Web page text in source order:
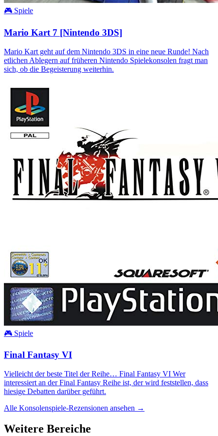
🎮 Spiele
Mario Kart 7 [Nintendo 3DS]
Mario Kart geht auf dem Nintendo 3DS in eine neue Runde! Nach
etlichen Ablegern auf früheren Nintendo Spielekonsolen fragt man
sich, ob die Begeisterung weiterhin.
🎮 Spiele
Final Fantasy VI
Vielleicht der beste Titel der Reihe… Final Fantasy VI Wer
interessiert an der Final Fantasy Reihe ist, der wird feststellen, dass
hiesige Debatten darüber geführt.
Alle Konsolenspiele-Rezensionen ansehen →
Weitere Bereiche